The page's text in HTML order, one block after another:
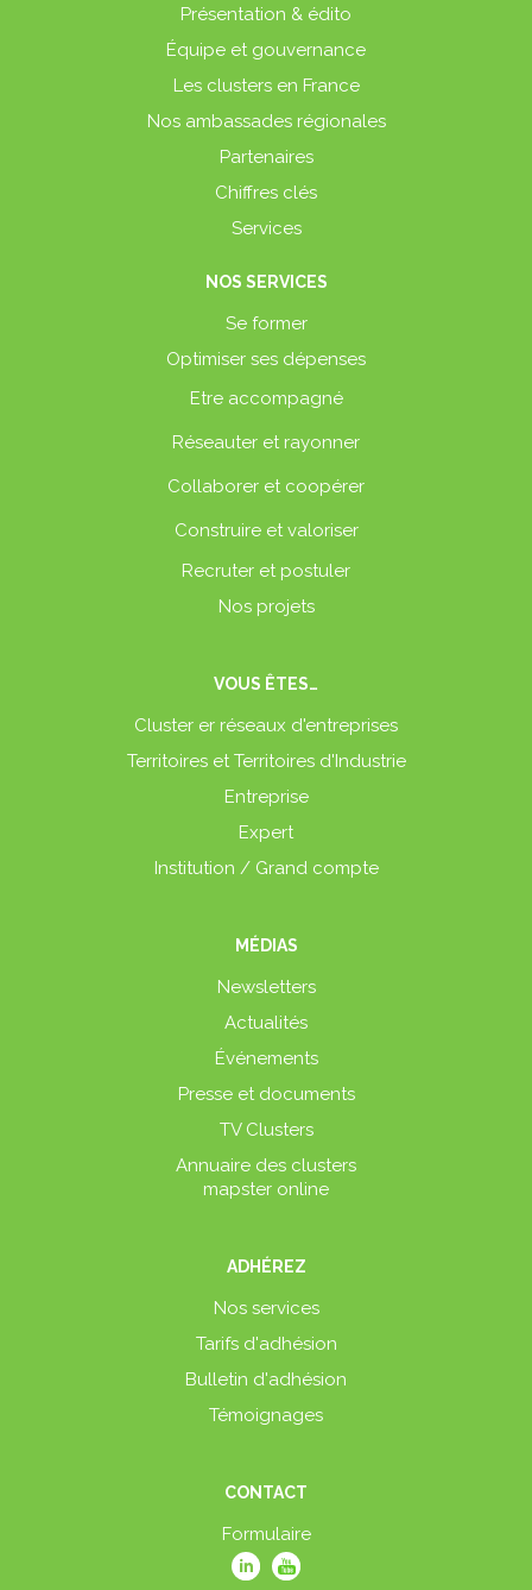
Présentation & édito
Équipe et gouvernance
Les clusters en France
Nos ambassades régionales
Partenaires
Chiffres clés
Services
NOS SERVICES
Se former
Optimiser ses dépenses
Etre accompagné
Réseauter et rayonner
Collaborer et coopérer
Construire et valoriser
Recruter et postuler
Nos projets
VOUS ÊTES…
Cluster er réseaux d'entreprises
Territoires et Territoires d'Industrie
Entreprise
Expert
Institution / Grand compte
MÉDIAS
Newsletters
Actualités
Événements
Presse et documents
TV Clusters
Annuaire des clusters
mapster online
ADHÉREZ
Nos services
Tarifs d'adhésion
Bulletin d'adhésion
Témoignages
CONTACT
Formulaire